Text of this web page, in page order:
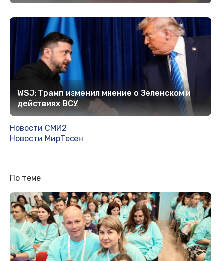
WSJ: Трамп изменил мнение о Зеленском и
действиях ВСУ
Новости СМИ2
Новости МирТесен
По теме